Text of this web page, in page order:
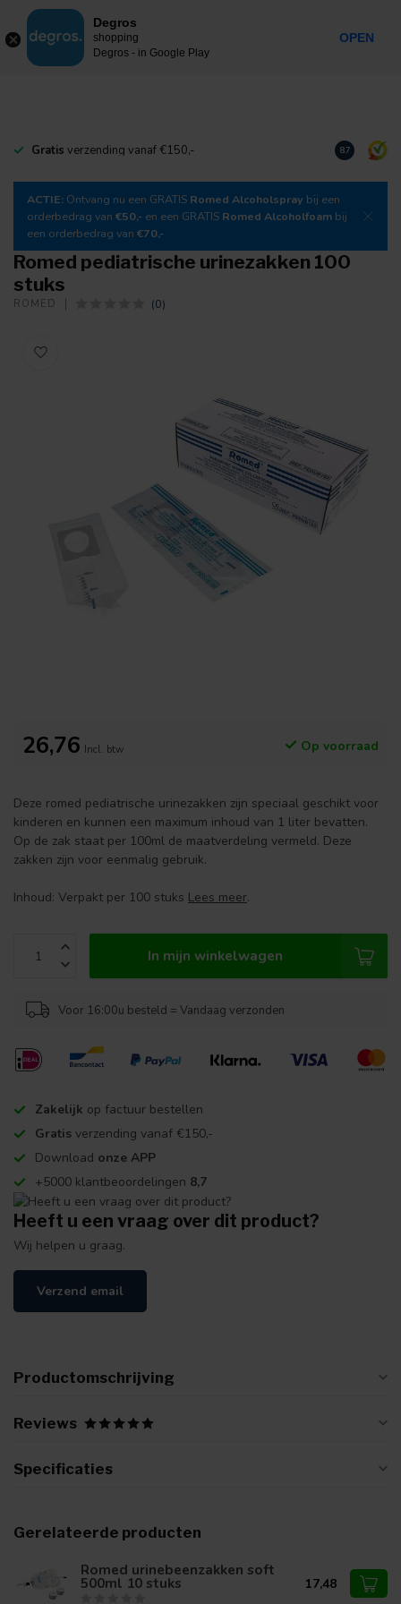
MENU
Gratis verzending vanaf €150,- Download
8.7
ACTIE: Ontvang nu een GRATIS Romed Alcoholspray bij een
orderbedrag van €50,- en een GRATIS Romed Alcoholfoam bij
een orderbedrag van €70,-
Romed pediatrische urinezakken 100
stuks
ROMED (0)
26,76 Incl. btw Op voorraad
Deze romed pediatrische urinezakken zijn speciaal geschikt voor
kinderen en kunnen een maximum inhoud van 1 liter bevatten.
Op de zak staat per 100ml de maatverdeling vermeld. Deze
zakken zijn voor eenmalig gebruik.
Inhoud: Verpakt per 100 stuks Lees meer.
In mijn winkelwagen
Voor 16:00u besteld = Vandaag verzonden
Zakelijk op factuur bestellen
Gratis verzending vanaf €150,-
Download onze APP
+5000 klantbeoordelingen 8,7
Heeft u een vraag over dit product?
Wij helpen u graag.
Verzend email
Productomschrijving
Reviews
Specificaties
Gerelateerde producten
Romed urinebeenzakken soft
500ml 10 stuks 17,48
Degros
shopping
Degros - in Google Play
OPEN